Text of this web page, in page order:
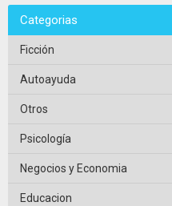
Categorias
Ficción
Autoayuda
Otros
Psicología
Negocios y Economia
Educacion